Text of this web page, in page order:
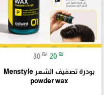
30 ₪ 20 ₪
بودرة تصفيف الشعر Menstyle
powder wax